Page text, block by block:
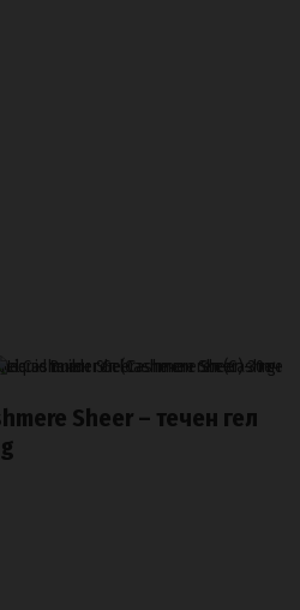
Sheer – течен гел